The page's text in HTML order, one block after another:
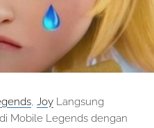
, Joy Langsung
Mobile Legends dengan